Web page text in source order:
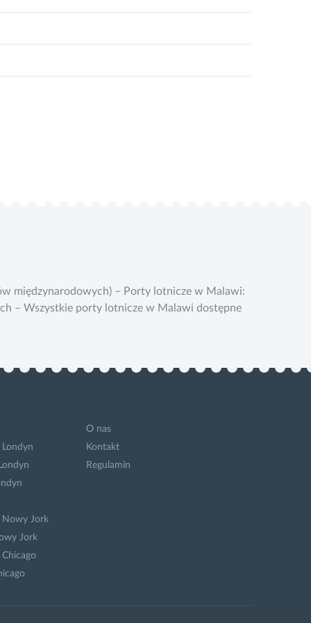
międzynarodowych) – Porty lotnicze w Malawi:
– Wszystkie porty lotnicze w Malawi dostępne
Londyn
Nowy Jork
Jork
O nas
Kontakt
Regulamin